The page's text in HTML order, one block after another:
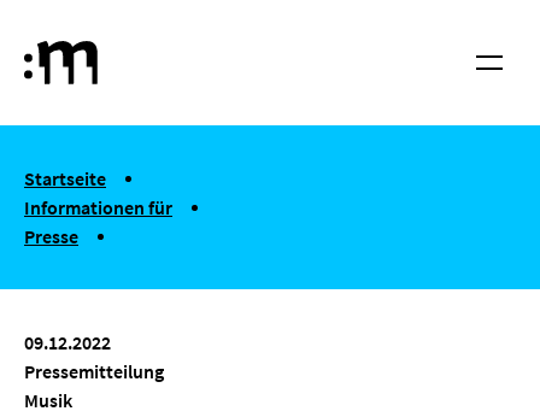
Hochschule für Musik und Tanz Köln Menü
You are here:
Startseite
Informationen für
Presse
Das Excelsior Hotel Ernst wird zur Opernkulisse
09.12.2022
Presse­mitteilung
Musik